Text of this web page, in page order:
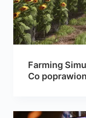
Farming
Co